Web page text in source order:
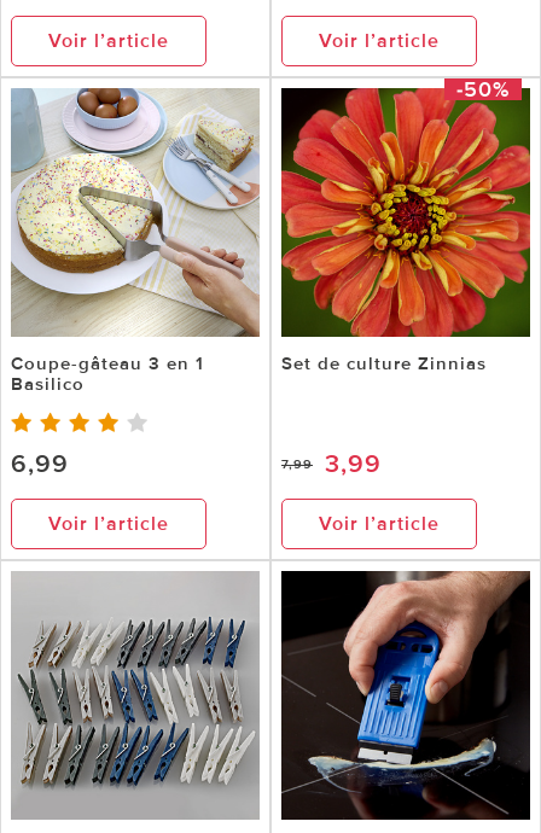
Voir l’article Voir l’article
Coupe-gâteau 3 en 1
Basilico
6,99
Voir l’article
-50%
Set de culture Zinnias
7,99 3,99
Voir l’article